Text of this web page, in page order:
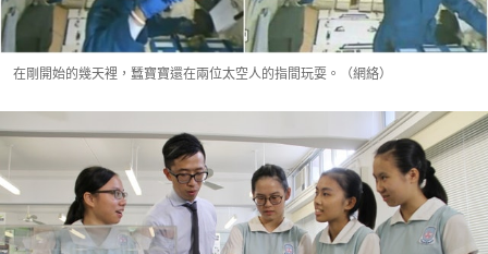
在剛開始的幾天裡，蠶寶寶還在兩位太空人的指間玩耍。（網絡）